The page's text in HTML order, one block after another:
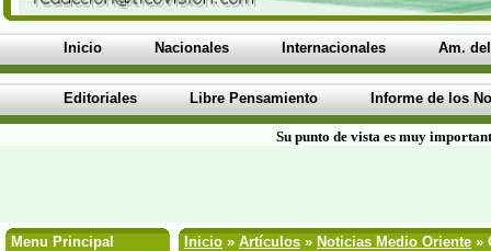
Inicio Nacionales Internacionales Am.
Editoriales Libre Pensamiento Informe de los
Su punto de vista es muy
Menu Principal
Inicio » Artículos » Noticias Medio Oriente »